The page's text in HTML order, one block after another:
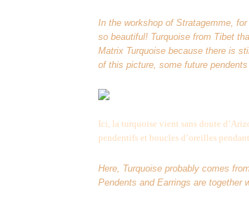
In the workshop of Stratagemme,
so beautiful! Turquoise from Tibet
Matrix Turquoise because there is
of this picture, some future
Ici, la turquoise vient sans doute
pendentifs et boucles d’oreilles
Here, Turquoise probably comes
Pendents and Earrings are together